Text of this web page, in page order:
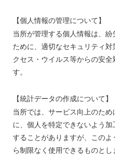
【個人情報の管理について】
当所が管理する個人情報は、
ために、適切なセキュリティ
クセス・ウイルス等からの安
す。
【統計データの作成について】
当所では、サービス向上のた
に、個人を特定できないよう
することがありますが、この
ら制限なく使用できるものとし